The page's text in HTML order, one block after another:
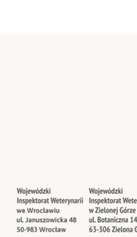
Security Security